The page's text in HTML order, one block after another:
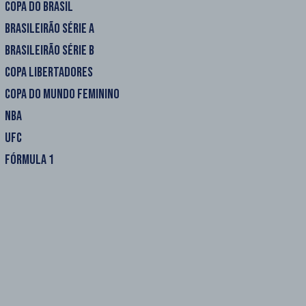
COPA DO BRASIL
BRASILEIRÃO SÉRIE A
BRASILEIRÃO SÉRIE B
COPA LIBERTADORES
COPA DO MUNDO FEMININO
NBA
UFC
FÓRMULA 1